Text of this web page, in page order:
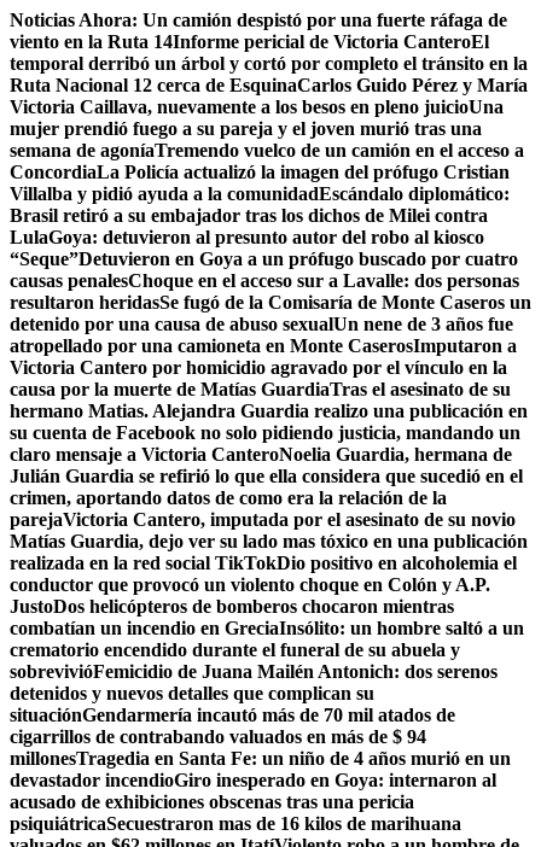
Saltar
al
contenido
Noticias Ahora: Un camión despistó por una fuerte ráfaga de
viento en la Ruta 14Informe pericial de Victoria CanteroEl
temporal derribó un árbol y cortó por completo el tránsito en la
Ruta Nacional 12 cerca de EsquinaCarlos Guido Pérez y María
Victoria Caillava, nuevamente a los besos en pleno juicioUna
mujer prendió fuego a su pareja y el joven murió tras una
semana de agoníaTremendo vuelco de un camión en el acceso a
ConcordiaLa Policía actualizó la imagen del prófugo Cristian
Villalba y pidió ayuda a la comunidadEscándalo diplomático:
Brasil retiró a su embajador tras los dichos de Milei contra
LulaGoya: detuvieron al presunto autor del robo al kiosco
“Seque”Detuvieron en Goya a un prófugo buscado por cuatro
causas penalesChoque en el acceso sur a Lavalle: dos personas
resultaron heridasSe fugó de la Comisaría de Monte Caseros un
detenido por una causa de abuso sexualUn nene de 3 años fue
atropellado por una camioneta en Monte CaserosImputaron a
Victoria Cantero por homicidio agravado por el vínculo en la
causa por la muerte de Matías GuardiaTras el asesinato de su
hermano Matias. Alejandra Guardia realizo una publicación en
su cuenta de Facebook no solo pidiendo justicia, mandando un
claro mensaje a Victoria CanteroNoelia Guardia, hermana de
Julián Guardia se refirió lo que ella considera que sucedió en el
crimen, aportando datos de como era la relación de la
parejaVictoria Cantero, imputada por el asesinato de su novio
Matías Guardia, dejo ver su lado mas tóxico en una publicación
realizada en la red social TikTokDio positivo en alcoholemia el
conductor que provocó un violento choque en Colón y A.P.
JustoDos helicópteros de bomberos chocaron mientras
combatían un incendio en GreciaInsólito: un hombre saltó a un
crematorio encendido durante el funeral de su abuela y
sobrevivióFemicidio de Juana Mailén Antonich: dos serenos
detenidos y nuevos detalles que complican su
situaciónGendarmería incautó más de 70 mil atados de
cigarrillos de contrabando valuados en más de $ 94
millonesTragedia en Santa Fe: un niño de 4 años murió en un
devastador incendioGiro inesperado en Goya: internaron al
acusado de exhibiciones obscenas tras una pericia
psiquiátricaSecuestraron mas de 16 kilos de marihuana